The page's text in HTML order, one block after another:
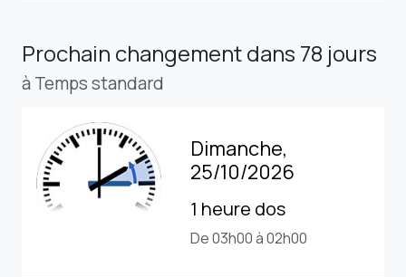
Prochain changementdans 78 jours
à Temps standard
Dimanche,
25/10/2026
1 heure dos
De 03h00 à 02h00